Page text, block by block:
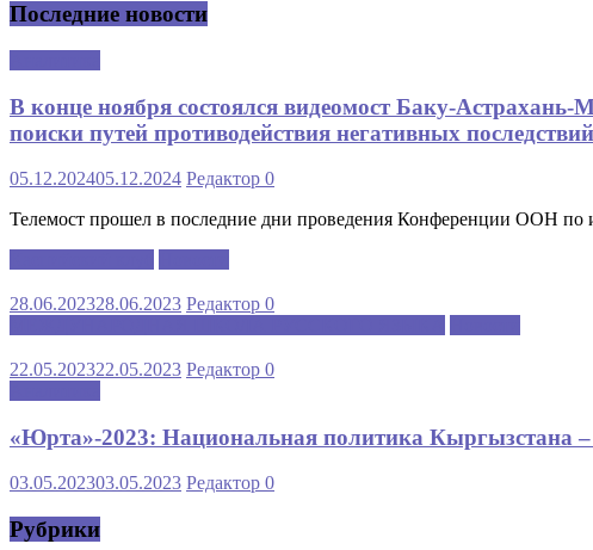
Последние новости
В конце ноября состоялся видеомост Баку-
поиски путей противодействия негативных
05.12.202405.12.2024 Редактор 0
Телемост прошел в последние дни проведения Конференции ООН
28.06.202328.06.2023 Редактор 0
22.05.202322.05.2023 Редактор 0
«Юрта»-2023: Национальная политика Кыргызстана
03.05.202303.05.2023 Редактор 0
Рубрики